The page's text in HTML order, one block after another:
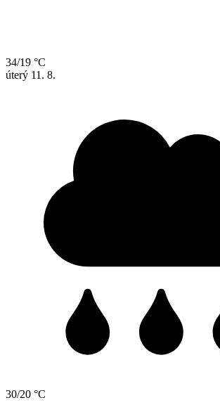
34/19 °C
úterý 11. 8.
30/20 °C